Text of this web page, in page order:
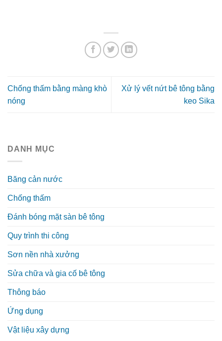
Chống thấm bằng màng khò
nóng
Xử lý vết nứt bê tông bằng
keo Sika
DANH MỤC
Băng cản nước
Chống thấm
Đánh bóng mặt sàn bê tông
Quy trình thi công
Sơn nền nhà xưởng
Sửa chữa và gia cố bê tông
Thông báo
Ứng dụng
Vật liệu xây dựng